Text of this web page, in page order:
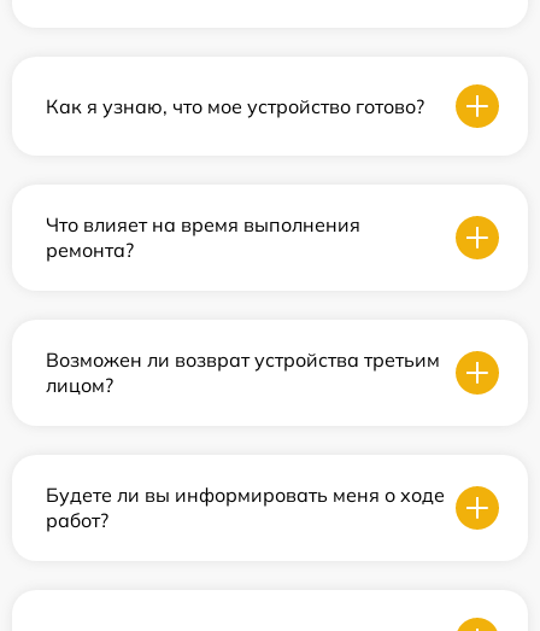
Как я узнаю, что мое устройство готово?
Что влияет на время выполнения
ремонта?
Возможен ли возврат устройства третьим
лицом?
Будете ли вы информировать меня о ходе
работ?